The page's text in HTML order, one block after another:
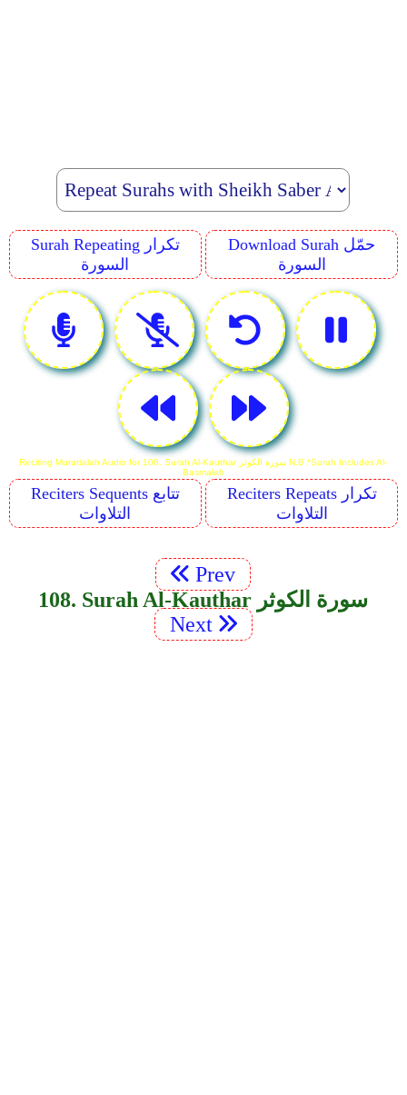
Surah Repeating تكرار
السورة
Download Surah حمّل
السورة
Reciting Murattalah Audio for 108. Surah Al-Kauthar سورة الكوثر N.B *Surah Includes Al-
Basmalah
Reciters Sequents تتابع
التلاوات
Reciters Repeats تكرار
التلاوات
Prev
108. Surah Al-Kauthar سورة الكوثر
Next